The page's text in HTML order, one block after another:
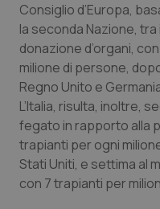
Quotidiano
Quotidiano
Quotidiano
Quotidiano
Rene &
Consiglio d’Europa,
la seconda Nazione,
donazione d’organi,
milione di persone,
Regno Unito e
L’Italia, risulta, inoltre,
fegato in rapporto alla
trapianti per ogni
Stati Uniti, e settima al
con 7 trapianti per